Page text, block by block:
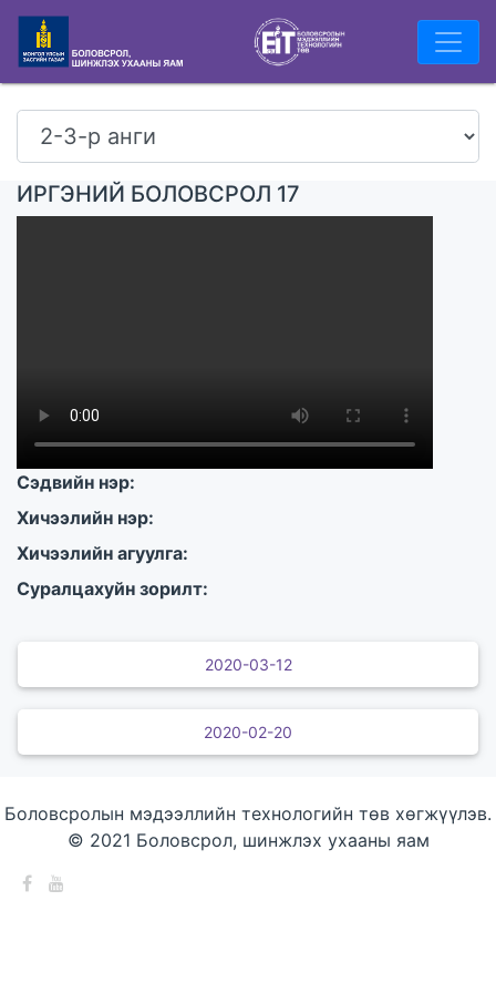
ИРГЭНИЙ БОЛОВСРОЛ 17
Сэдвийн нэр:
Хичээлийн нэр:
Хичээлийн агуулга:
Суралцахуйн зорилт:
2020-03-12
2020-02-20
Боловсролын мэдээллийн технологийн төв хөгжүүлэв.
© 2021 Боловсрол, шинжлэх ухааны яам